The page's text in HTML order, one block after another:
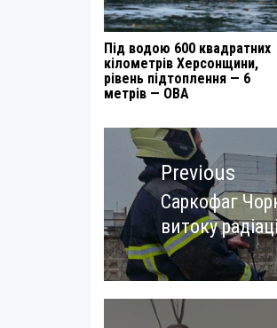
Під водою 600 квадратних
кілометрів Херсонщини,
рівень підтоплення — 6
метрів — ОВА
Навигация
записямPrevious
Previous
post:
Саркофаг
витоку